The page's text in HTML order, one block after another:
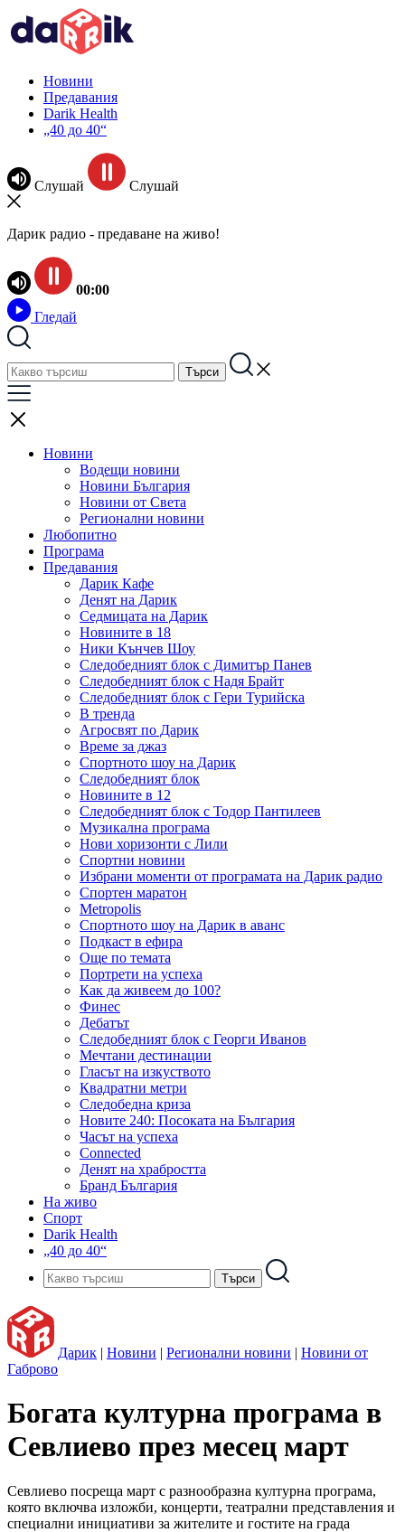
Новини
Предавания
Darik Health
„40 до 40“
Слушай Слушай
Дарик радио - предаване на живо!
00:00
Гледай
Новини
Водещи новини
Новини България
Новини от Света
Регионални новини
Любопитно
Програма
Предавания
Дарик Кафе
Денят на Дарик
Седмицата на Дарик
Новините в 18
Ники Кънчев Шоу
Следобедният блок с Димитър Панев
Следобедният блок с Надя Брайт
Следобедният блок с Гери Турийска
В тренда
Агросвят по Дарик
Време за джаз
Спортното шоу на Дарик
Следобедният блок
Новините в 12
Следобедният блок с Тодор Пантилеев
Музикална програма
Нови хоризонти с Лили
Спортни новини
Избрани моменти от програмата на Дарик радио
Спортен маратон
Metropolis
Спортното шоу на Дарик в аванс
Подкаст в ефира
Още по темата
Портрети на успеха
Как да живеем до 100?
Финес
Дебатът
Следобедният блок с Георги Иванов
Мечтани дестинации
Гласът на изкуството
Квадратни метри
Следобедна криза
Новите 240: Посоката на България
Часът на успеха
Connected
Денят на храбростта
Бранд България
На живо
Спорт
Darik Health
„40 до 40“
Дарик | Новини | Регионални новини | Новини от
Габрово
Богата културна програма в
Севлиево през месец март
Севлиево посреща март с разнообразна културна програма,
която включва изложби, концерти, театрални представления и
специални инициативи за жителите и гостите на града